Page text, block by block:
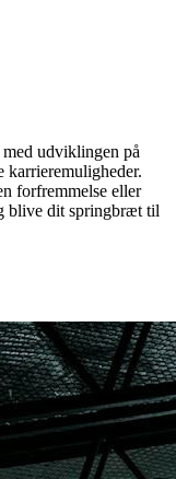
udviklingen på
karrieremuligheder.
forfremmelse eller
blive dit springbræt til